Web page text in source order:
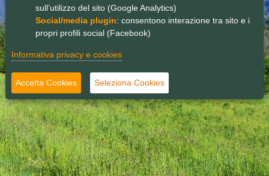
sull’utilizzo del sito (Google Analytics)
Social/media plugin: consentono interazione tra sito e i
propri profili social (Facebook)
Informativa privacy e cookies
Accetta Cookies Seleziona Cookies